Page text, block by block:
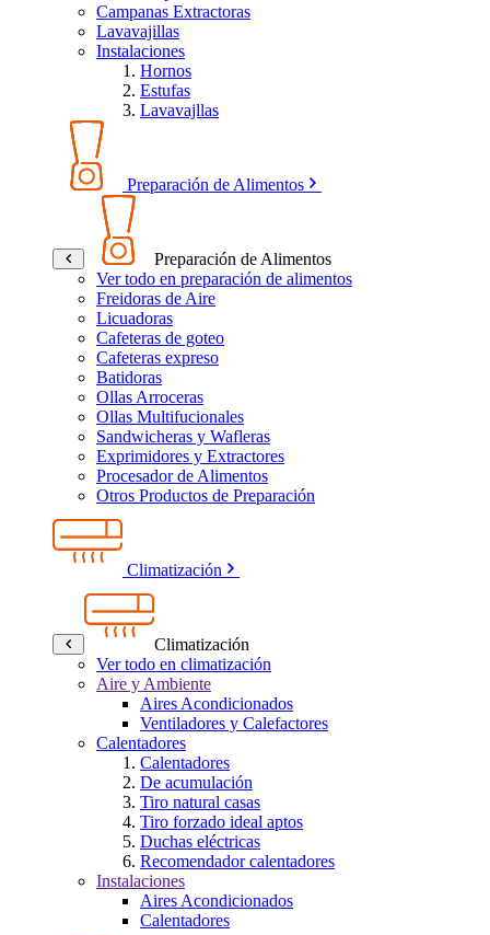
Campanas Extractoras
Lavavajillas
Instalaciones
Hornos
Estufas
Lavavajllas
Preparación de Alimentos
Preparación de Alimentos
Ver todo en preparación de alimentos
Freidoras de Aire
Licuadoras
Cafeteras de goteo
Cafeteras expreso
Batidoras
Ollas Arroceras
Ollas Multifucionales
Sandwicheras y Wafleras
Exprimidores y Extractores
Procesador de Alimentos
Otros Productos de Preparación
Climatización
Climatización
Ver todo en climatización
Aire y Ambiente
Aires Acondicionados
Ventiladores y Calefactores
Calentadores
Calentadores
De acumulación
Tiro natural casas
Tiro forzado ideal aptos
Duchas eléctricas
Recomendador calentadores
Instalaciones
Aires Acondicionados
Calentadores